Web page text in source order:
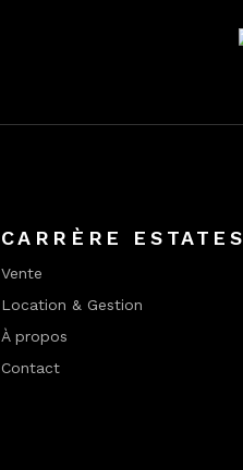
CARRÈRE ESTATES
Vente
Location & Gestion
À propos
Contact